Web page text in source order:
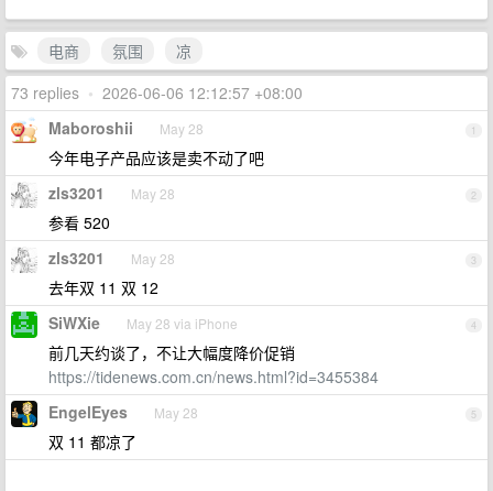
电商 氛围
凉
73 replies • 2026-06-06 12:12:57 +08:00
1
Maboroshii May 28
今年电子产品应该是卖不动了吧
2
zls3201 May 28
参看 520
3
zls3201 May 28
去年双 11 双 12
4
SiWXie May 28 via iPhone
前几天约谈了，不让大幅度降价促销
https://tidenews.com.cn/news.html?id=3455384
5
EngelEyes May 28
双 11 都凉了